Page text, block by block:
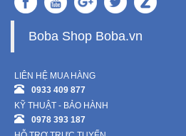
Boba Shop Boba.vn
LIÊN HỆ MUA HÀNG
0933 409 877
KỸ THUẬT - BẢO HÀNH
0978 393 187